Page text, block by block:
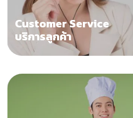
Customer Service
บริการลูกค้า